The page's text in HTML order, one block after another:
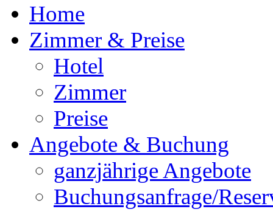
Home
Zimmer & Preise
Hotel
Zimmer
Preise
Angebote & Buchung
ganzjährige Angebote
Buchungsanfrage/